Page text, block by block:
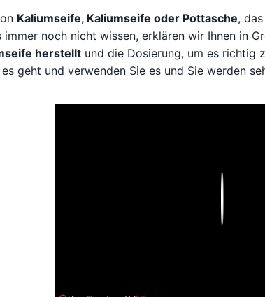
Kaliumseife, Kaliumseife oder Pottasche,
immer noch nicht wissen, erklären wir Ihnen in
herstellt und die Dosierung, um es richtig
geht und verwenden Sie es und Sie werden